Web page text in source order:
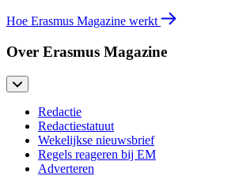
Hoe Erasmus Magazine werkt
Over Erasmus Magazine
Redactie
Redactiestatuut
Wekelijkse nieuwsbrief
Regels reageren bij EM
Adverteren